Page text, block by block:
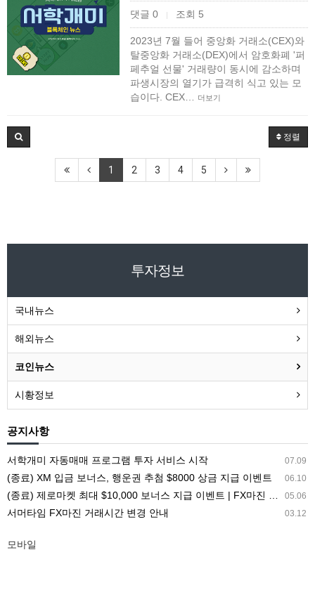
댓글 0 | 조회 5
2023년 7월 들어 중앙화 거래소(CEX)와
탈중앙화 거래소(DEX)에서 암호화폐 '퍼
페추얼 선물' 거래량이 동시에 감소하며
파생시장의 열기가 급격히 식고 있는 모
습이다. CEX…
더보기
정렬
1 2 3 4 5
투자정보
국내뉴스
해외뉴스
코인뉴스
시황정보
공지사항
07.09
서학개미 자동매매 프로그램 투자 서비스 시작
06.10
(종료) XM 입금 보너스, 행운권 추첨 $8000 상금 지급 이벤트
05.06
(종료) 제로마켓 최대 $10,000 보너스 지급 이벤트 | FX마진 해외거래소 ZEROMARKETS
03.12
서머타임 FX마진 거래시간 변경 안내
모바일